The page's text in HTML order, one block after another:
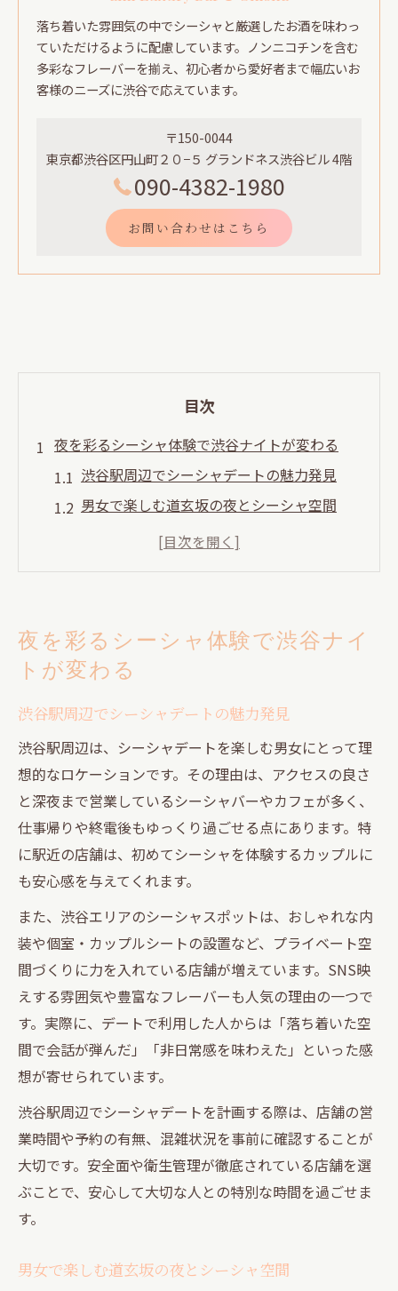
落ち着いた雰囲気の中でシーシャと厳選したお酒を味わっ
ていただけるように配慮しています。ノンニコチンを含む
多彩なフレーバーを揃え、初心者から愛好者まで幅広いお
客様のニーズに渋谷で応えています。
〒150-0044
東京都渋谷区円山町２０−５ グランドネス渋谷ビル 4階
090-4382-1980
お問い合わせはこちら
目次
夜を彩るシーシャ体験で渋谷ナイトが変わる
渋谷駅周辺でシーシャデートの魅力発見
男女で楽しむ道玄坂の夜とシーシャ空間
深夜まで満喫できるシーシャ初心者ガイド
道玄坂で大人のデートに最適なシーシャ空間
道玄坂でシーシャと共に過ごす大人時間
男女で寛げる落ち着いたシーシャスポット
夜遅くまで楽しめる道玄坂のシーシャ事情
デートに映えるおしゃれなシーシャ空間
道玄坂ナイトライフに欠かせないシーシャ
神泉エリアで楽しむ落ち着けるシーシャ時間
神泉で味わう静かなシーシャデートの魅力
男女で過ごせるリラックスシーシャ空間
深夜営業シーシャで大人の時間を満喫
深夜営業のシーシャで男女が語らう場所選び
深夜まで開いている渋谷シーシャの魅力
男女で語り合える落ち着いた空間の選び方
道玄坂・神泉で深夜シーシャを楽しむコツ
ナイトデートに最適な深夜営業シーシャ
終電後も安心な渋谷駅周辺のシーシャ体験
デート向きシーシャを選ぶコツとおすすめ空間
夜を彩るシーシャ体験で渋谷ナイ
トが変わる
渋谷駅周辺でシーシャデートの魅力発見
渋谷駅周辺は、シーシャデートを楽しむ男女にとって理
想的なロケーションです。その理由は、アクセスの良さ
と深夜まで営業しているシーシャバーやカフェが多く、
仕事帰りや終電後もゆっくり過ごせる点にあります。特
に駅近の店舗は、初めてシーシャを体験するカップルに
も安心感を与えてくれます。
また、渋谷エリアのシーシャスポットは、おしゃれな内
装や個室・カップルシートの設置など、プライベート空
間づくりに力を入れている店舗が増えています。SNS映
えする雰囲気や豊富なフレーバーも人気の理由の一つで
す。実際に、デートで利用した人からは「落ち着いた空
間で会話が弾んだ」「非日常感を味わえた」といった感
想が寄せられています。
渋谷駅周辺でシーシャデートを計画する際は、店舗の営
業時間や予約の有無、混雑状況を事前に確認することが
大切です。安全面や衛生管理が徹底されている店舗を選
ぶことで、安心して大切な人との特別な時間を過ごせま
す。
男女で楽しむ道玄坂の夜とシーシャ空間